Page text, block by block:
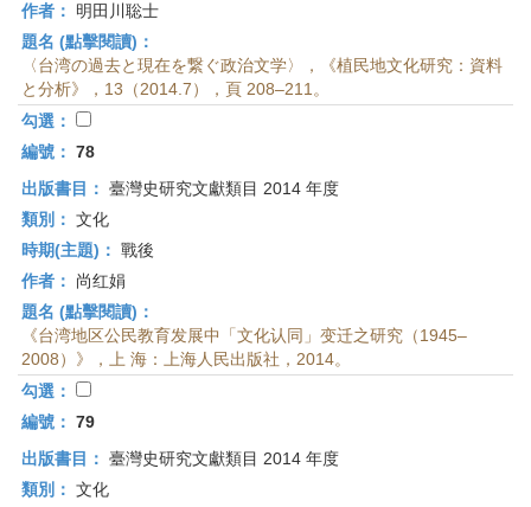
作者：
明田川聡士
題名 (點擊閱讀)：
〈台湾の過去と現在を繋ぐ政治文学〉，《植民地文化研究：資料
と分析》，13（2014.7），頁 208–211。
勾選：
編號： 78
出版書目： 臺灣史研究文獻類目 2014 年度
類別： 文化
時期(主題)： 戰後
作者：
尚红娟
題名 (點擊閱讀)：
《台湾地区公民教育发展中「文化认同」变迁之研究（1945–
2008）》，上 海：上海人民出版社，2014。
勾選：
編號： 79
出版書目： 臺灣史研究文獻類目 2014 年度
類別： 文化